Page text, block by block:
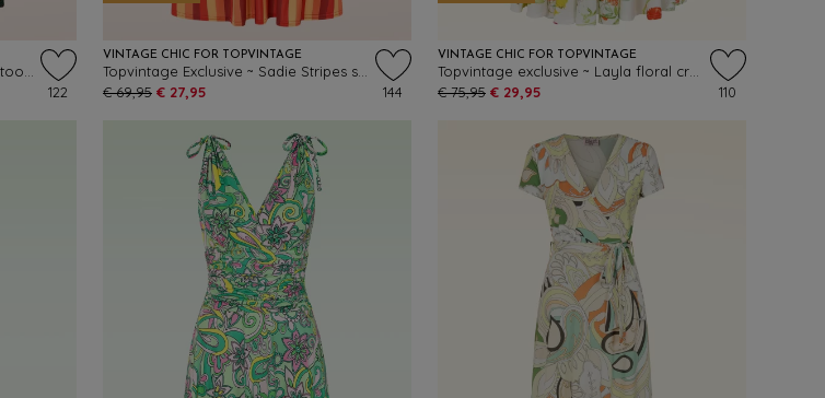
122
VINTAGE CHIC FOR TOPVINTAGE
Topvintage Exclusive ~ Sadie Stripes swing jurk in rood en oranje
€ 69,95 € 27,95 144
VINTAGE CHIC FOR TOPVINTAGE
Topvintage exclusive ~ Layla floral cross over jurk in wit en multi
€ 75,95 € 29,95 110